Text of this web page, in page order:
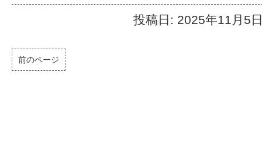
投稿日: 2025年11月5
前のページ